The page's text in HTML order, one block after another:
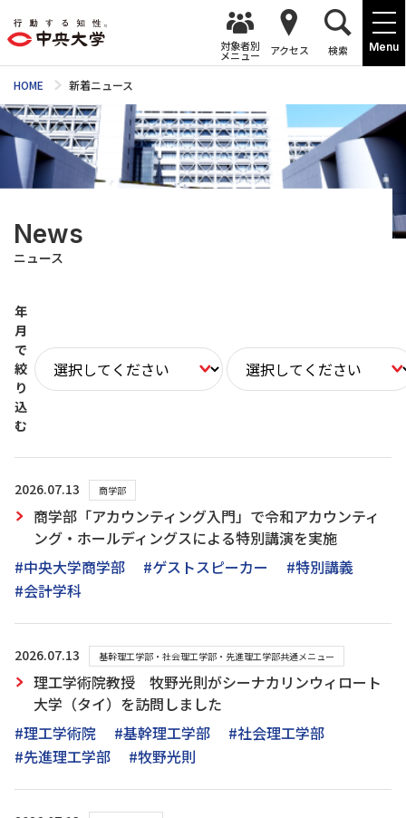
Menu
対象者別
メニュー アクセス 検索
HOME 新着ニュース
News
ニュース
年
月
で
絞
り
込
む
2026.07.13 商学部
商学部「アカウンティング入門」で令和アカウンティ
ング・ホールディングスによる特別講演を実施
#中央大学商学部
#ゲストスピーカー
#特別講義
#会計学科
2026.07.13 基幹理工学部・社会理工学部・先進理工学部共通メニュー
理工学術院教授 牧野光則がシーナカリンウィロート
大学（タイ）を訪問しました
#理工学術院
#基幹理工学部
#社会理工学部
#先進理工学部
#牧野光則